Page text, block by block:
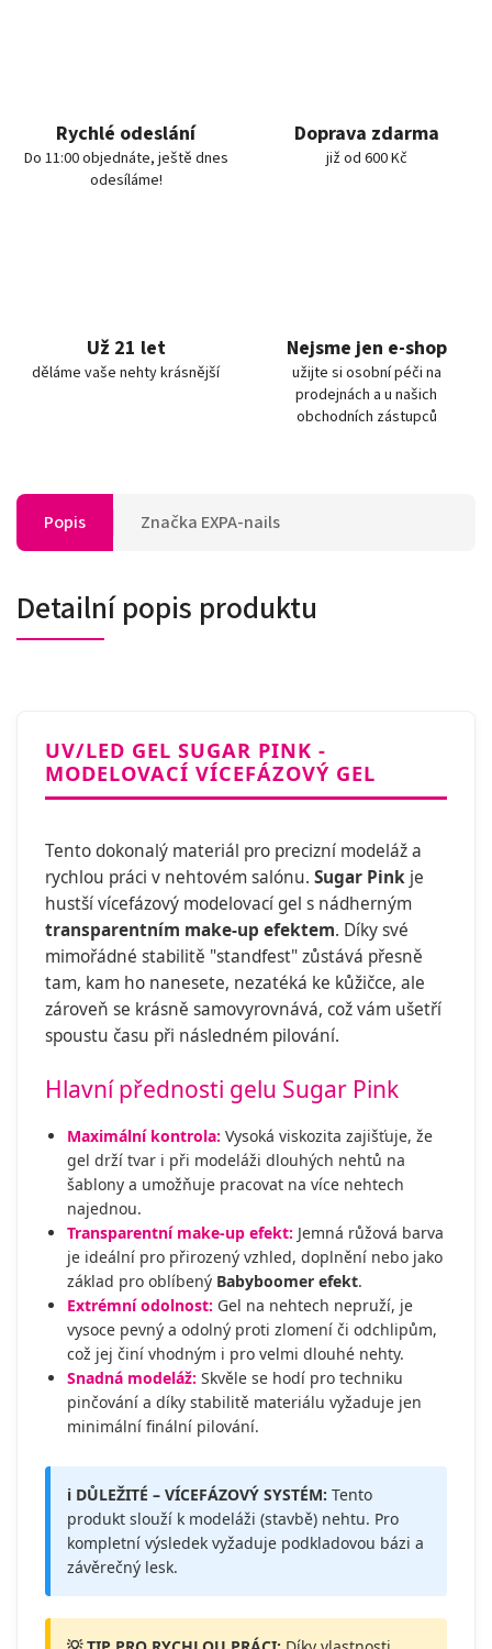
Rychlé odeslání
Do 11:00 objednáte, ještě dnes
odesíláme!
Doprava zdarma
již od 600 Kč
Už 21 let
děláme vaše nehty krásnější
Nejsme jen e-shop
užijte si osobní péči na
prodejnách a u našich
obchodních zástupců
Popis Značka EXPA-nails
Detailní popis produktu
UV/LED GEL SUGAR PINK -
MODELOVACÍ VÍCEFÁZOVÝ GEL
Tento dokonalý materiál pro precizní modeláž a
rychlou práci v nehtovém salónu. Sugar Pink je
hustší vícefázový modelovací gel s nádherným
transparentním make-up efektem. Díky své
mimořádné stabilitě "standfest" zůstává přesně
tam, kam ho nanesete, nezatéká ke kůžičce, ale
zároveň se krásně samovyrovnává, což vám ušetří
spoustu času při následném pilování.
Hlavní přednosti gelu Sugar Pink
Maximální kontrola: Vysoká viskozita zajišťuje, že
gel drží tvar i při modeláži dlouhých nehtů na
šablony a umožňuje pracovat na více nehtech
najednou.
Transparentní make-up efekt: Jemná růžová barva
je ideální pro přirozený vzhled, doplnění nebo jako
základ pro oblíbený Babyboomer efekt.
Extrémní odolnost: Gel na nehtech nepruží, je
vysoce pevný a odolný proti zlomení či odchlipům,
což jej činí vhodným i pro velmi dlouhé nehty.
Snadná modeláž: Skvěle se hodí pro techniku
pinčování a díky stabilitě materiálu vyžaduje jen
minimální finální pilování.
ℹ️ DŮLEŽITÉ – VÍCEFÁZOVÝ SYSTÉM: Tento
produkt slouží k modeláži (stavbě) nehtu. Pro
kompletní výsledek vyžaduje podkladovou bázi a
závěrečný lesk.